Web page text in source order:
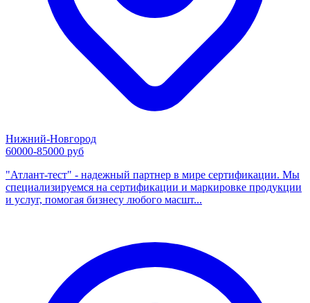
Нижний-Новгород
60000-85000 руб
"Атлант-тест" - надежный партнер в мире сертификации. Мы
специализируемся на сертификации и маркировке продукции
и услуг, помогая бизнесу любого масшт...